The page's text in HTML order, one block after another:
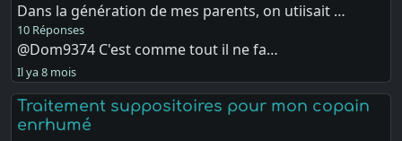
Dans la génération de mes parents, on utiisait …
10 Réponses
@Dom9374 C'est comme tout il ne fa…
Il ya 8 mois
Traitement suppositoires pour mon copain
enrhumé